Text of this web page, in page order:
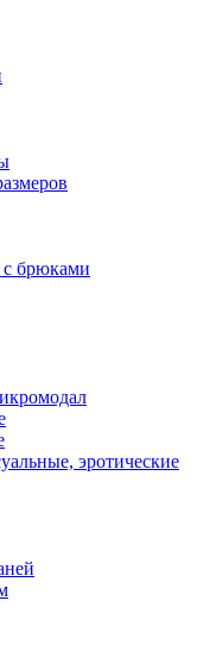
брюками
эротические